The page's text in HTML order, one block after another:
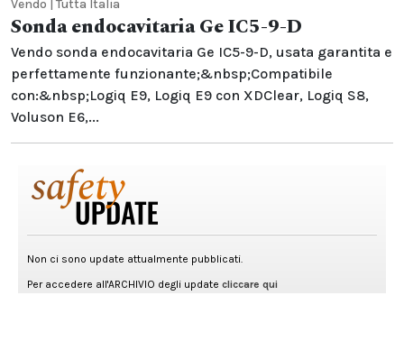
Vendo | Tutta Italia
Sonda endocavitaria Ge IC5-9-D
Vendo sonda endocavitaria Ge IC5-9-D, usata garantita e
perfettamente funzionante;&nbsp;Compatibile
con:&nbsp;Logiq E9, Logiq E9 con XDClear, Logiq S8,
Voluson E6,...